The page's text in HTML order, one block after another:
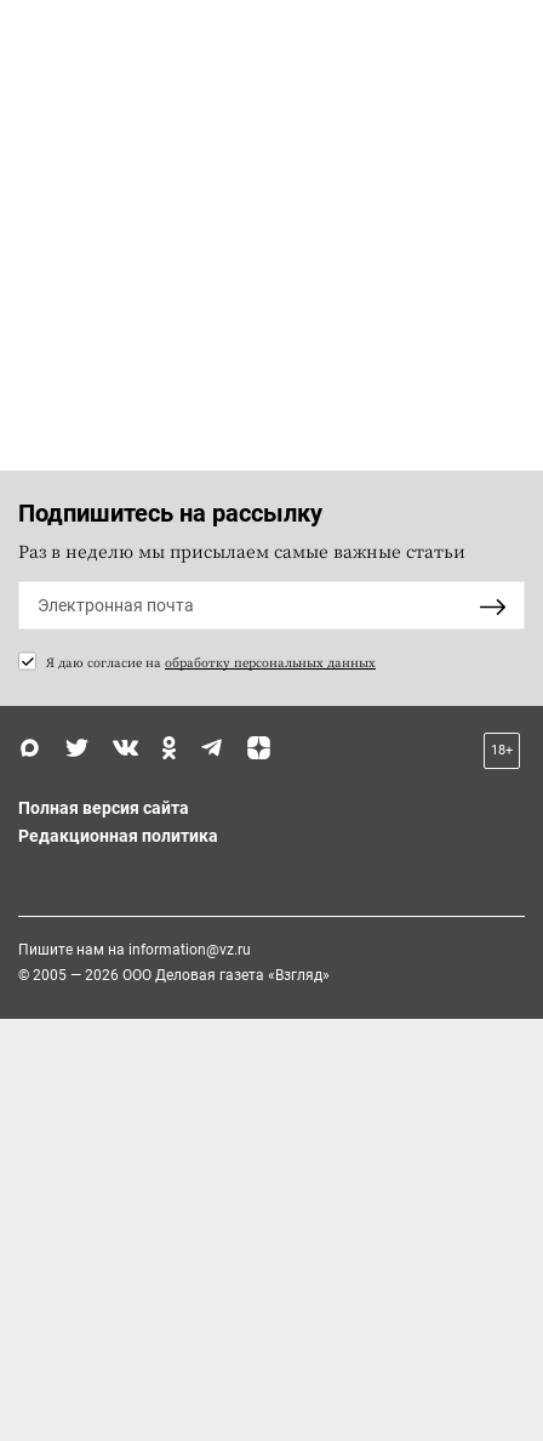
Подпишитесь на рассылку
Раз в неделю мы присылаем самые важные статьи
Я даю согласие на обработку персональных данных
18+
Полная версия сайта
Редакционная политика
Пишите нам на information@vz.ru
© 2005 — 2026 ООО Деловая газета «Взгляд»